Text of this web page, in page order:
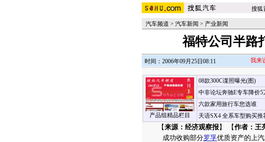
搜狐
汽车频道 > 汽车新闻 > 产业新闻
福特公司半路
时间：2006年09月25日08:11 我来
产品组精品栏目
08款300C谍照曝光(图)
中非论坛奔驰E专车降价5
六款家用旅行车您选谁
天语SX4 全系车型购买推
【来源：经济观察报】 【作者：王
成功收购部分罗孚优质资产的上